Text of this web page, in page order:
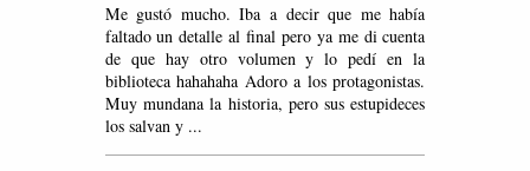
Me gustó mucho. Iba a decir que me había
faltado un detalle al final pero ya me di cuenta
de que hay otro volumen y lo pedí en la
biblioteca hahahaha Adoro a los protagonistas.
Muy mundana la historia, pero sus estupideces
los salvan y ...